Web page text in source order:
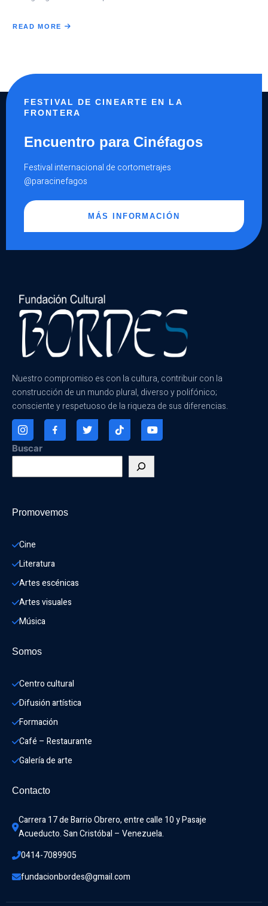
READ MORE
ABOUT
NÚMERO
14:
EL
FESTIVAL DE CINEARTE EN LA
FRONTERA
Encuentro para Cinéfagos
Festival internacional de cortometrajes
@paracinefagos
MÁS INFORMACIÓN
Nuestro compromiso es con la cultura, contribuir con la
construcción de un mundo plural, diverso y polifónico;
consciente y respetuoso de la riqueza de sus diferencias.
Buscar
Promovemos
Cine
Literatura
Artes escénicas
Artes visuales
Música
Somos
Centro cultural
Difusión artística
Formación
Café – Restaurante
Galería de arte
Contacto
Carrera 17 de Barrio Obrero, entre calle 10 y Pasaje
Acueducto. San Cristóbal – Venezuela.
0414-7089905
fundacionbordes@gmail.com